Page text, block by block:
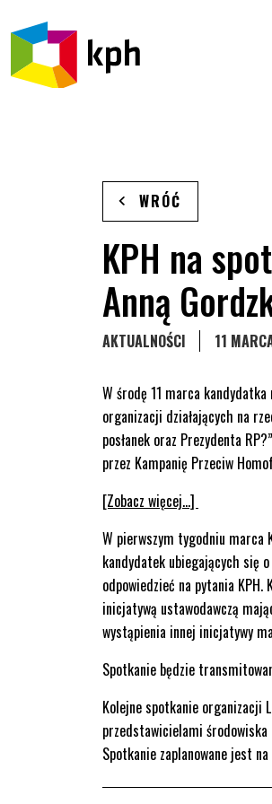
PRZEJDŹ DO TREŚCI
WRÓĆ
KPH na
Anną
STRONA KATEGORII WPISÓW
AKTUALNOŚCI 11
W środę 11 marca
organizacji działających na
posłanek oraz Prezydenta
przez Kampanię Przeciw
[Zobacz więcej…]
W pierwszym tygodniu marca
kandydatek ubiegających się
odpowiedzieć na pytania
inicjatywą ustawodawczą
wystąpienia innej inicjatywy
Spotkanie będzie
Kolejne spotkanie organizacji
przedstawicielami środowiska
Spotkanie zaplanowane jest